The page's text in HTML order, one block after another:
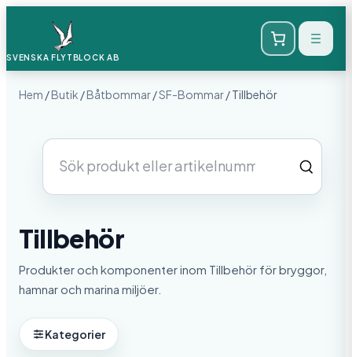
SVENSKA FLYTBLOCK AB
Hem /Butik /Båtbommar/SF-Bommar/ Tillbehör
Sök
produkter
Tillbehör
Produkter och komponenter inom Tillbehör för bryggor,
hamnar och marina miljöer.
Kategorier